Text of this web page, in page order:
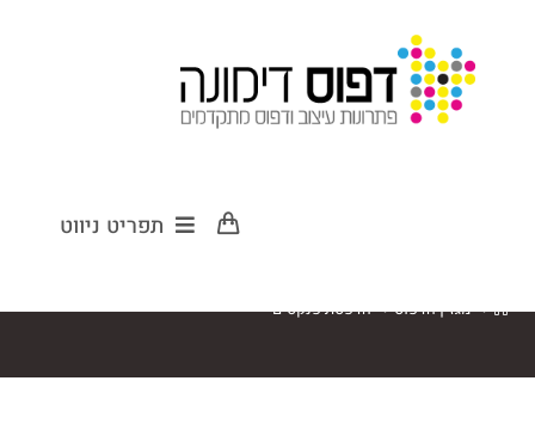
תפריט ניווט
> מגזין הדפוס > הדפסת פנקסים